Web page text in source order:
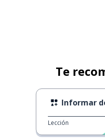
Te
Informar
Lección